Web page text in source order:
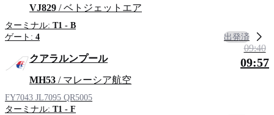
VJ829 / ベトジェットエア
ターミナル: T1 - B
ゲート: 4 出発済
クアラルンプール
MH53 / マレーシア航空
FY7043 JL7095 QR5005
ターミナル: T1 - F
09:40
09:57